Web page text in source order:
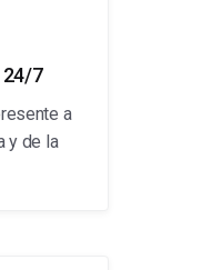
7
a
y de la